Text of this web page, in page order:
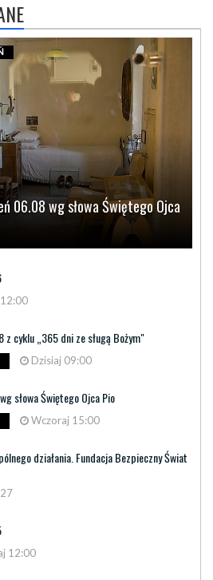
06.08 wg słowa Świętego Ojca
z cyklu „365 dni ze sługą Bożym"
Dzisiaj 09:00
słowa Świętego Ojca Pio
Wczoraj 15:00
działania. Fundacja Bezpieczny Świat
12:00